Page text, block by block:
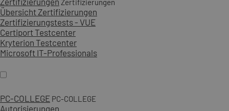
Zertifizierungen
Übersicht Zertifizierungen
Zertifizierungstests - VUE
Certiport Testcenter
Kryterion Testcenter
Microsoft IT-Professionals
PC-COLLEGE PC-COLLEGE
Autorisierungen